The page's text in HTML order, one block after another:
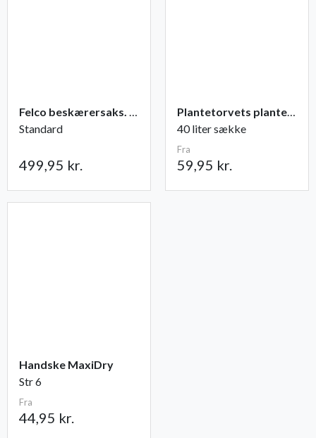
Felco beskærersaks. nr. 2
Standard
499,95 kr.
Plantetorvets plantejord
40 liter sække
Fra
59,95 kr.
Handske MaxiDry
Str 6
Fra
44,95 kr.